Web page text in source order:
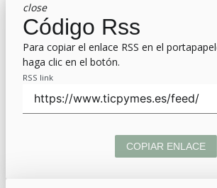
close
Código Rss
Para copiar el enlace RSS en el
haga clic en el botón.
RSS link
COPIAR ENLACE